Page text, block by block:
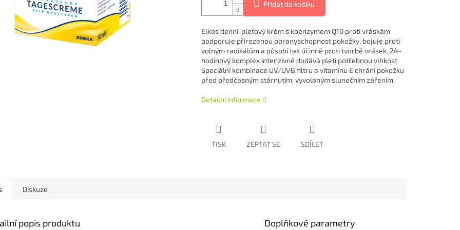
Přidat do košíku
Elkos denní, pleťový krém s koenzymem Q10 proti vráskám
podporuje přirozenou obranyschopnost pokožky, bojuje proti
volným radikálům a působí tak účinně proti tvorbě vrásek. 24-
hodinový komplex intenzivně dodává pleti potřebnou vlhkost.
Speciální kombinace UV/UVB filtru a vitaminu E chrání pokožku
před předčasným stárnutím, vyvolaným slunečním zářením.
Detailní informace
TISK ZEPTAT SE SDÍLET
Diskuze
popis produktu Doplňkové parametry